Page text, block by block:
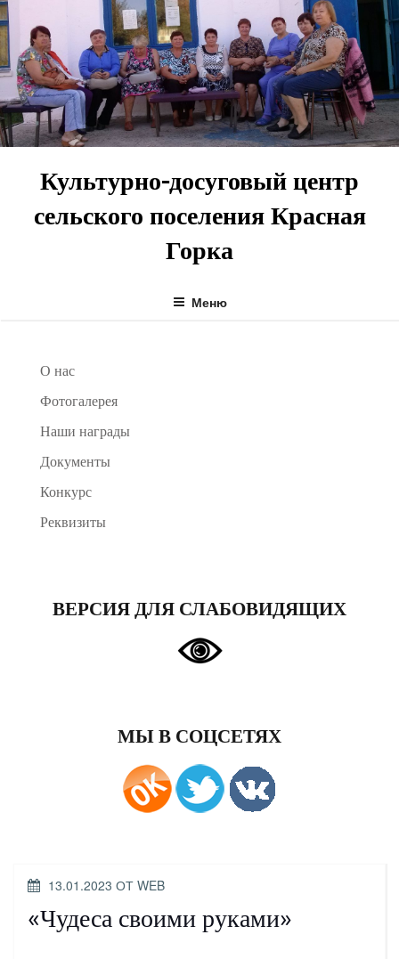
Перейти
к
содержимому
Культурно-досуговый центр
сельского поселения Красная
Горка
Меню
О нас
Фотогалерея
Наши награды
Документы
Конкурс
Реквизиты
ВЕРСИЯ ДЛЯ СЛАБОВИДЯЩИХ
МЫ В СОЦСЕТЯХ
ОПУБЛИКОВАНО
13.01.2023 ОТ WEB
«Чудеса своими руками»